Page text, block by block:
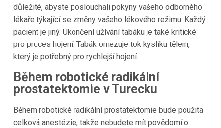
důležité, abyste poslouchali pokyny vašeho odborného
lékaře týkající se změny vašeho lékového režimu. Každý
pacient je jiný. Ukončení užívání tabáku je také kritické
pro proces hojení. Tabák omezuje tok kyslíku tělem,
který je potřebný pro rychlejší hojení.
Během robotické radikální
prostatektomie v Turecku
Během robotické radikální prostatektomie bude použita
celková anestézie, takže nebudete mít povědomí o